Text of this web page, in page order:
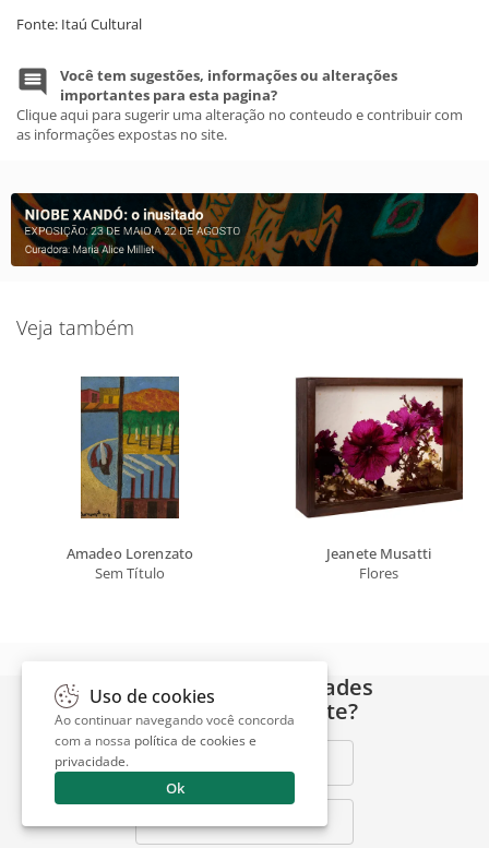
Fonte: Itaú Cultural
Você tem sugestões, informações ou alterações
importantes para esta pagina?
Clique aqui para sugerir uma alteração no conteudo e contribuir com
as informações expostas no site.
Veja também
Amadeo Lorenzato
Sem Título
Jeanete Musatti
Flores
Quer receber novidades
do Escritório de Arte?
Uso de cookies
Ao continuar navegando você concorda
com a nossa política de cookies e
privacidade.
Ok